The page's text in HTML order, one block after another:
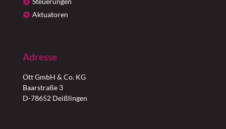
Aktuatoren
Adresse
Ott GmbH & Co. KG
Baarstraße 3
D-78652 Deißlingen